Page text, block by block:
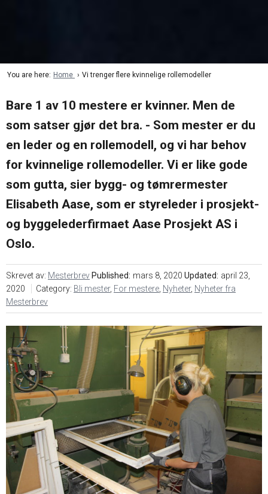
Nyheter
Søknadsskjema
Ofte
stilte
spørsmål
– Bli
mester
You are here: Home Vi trenger flere kvinnelige rollemodeller
Bare 1 av 10 mestere er kvinner. Men de
som satser gjør det bra. - Som mester er du
en leder og en rollemodell, og vi har behov
for kvinnelige rollemodeller. Vi er like gode
som gutta, sier bygg- og tømrermester
Elisabeth Aase, som er styreleder i prosjekt-
og byggelederfirmaet Aase Prosjekt AS i
Oslo.
Skrevet av: Mesterbrev Published: mars 8, 2020 Updated: april 23,
2020
Category: Bli mester, For mestere Nyheter, Nyheter fra
Mesterbrev